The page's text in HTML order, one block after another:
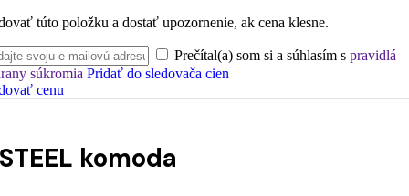
túto položku a dostať upozornenie, ak cena klesne.
Prečítal(a) som si a súhlasím s pravidlá
súkromia Pridať do sledovača cien
cenu
STEEL komoda